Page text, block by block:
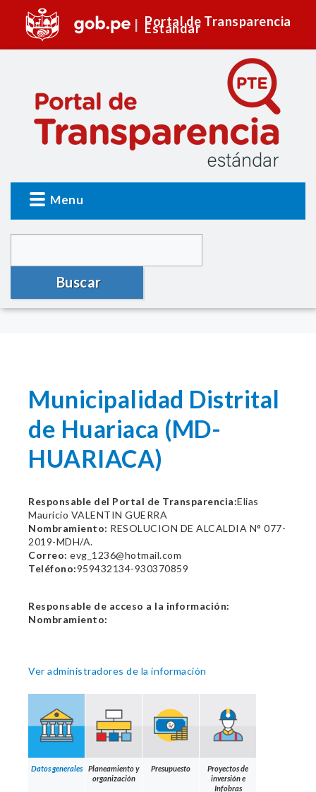
Portal de Transparencia
Estándar
Menu
Buscar
Municipalidad Distrital
de Huariaca (MD-
HUARIACA)
Responsable del Portal de Transparencia:Elias
Mauricio VALENTIN GUERRA
Nombramiento: RESOLUCION DE ALCALDIA N° 077-
2019-MDH/A.
Correo: evg_1236@hotmail.com
Teléfono:959432134-930370859
Responsable de acceso a la información:
Nombramiento:
Ver administradores de la información
Datos generales
Planeamiento y
organización
Presupuesto
Proyectos de
inversión e
Infobras